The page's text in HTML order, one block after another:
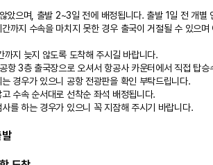
용기당 100㎖이하의 용기에 담겨 있어야 합니다.
투명한 플라스틱제 지퍼락 봉투에 담겨 지퍼가 잠겨
20㎝)가 완전히 잠겨 있지 않으면 반입할 수 없습
는 1개만 허용됩니다.
량의 의약품, 유아승객 동반시 유아용 음식의 액체류
공안전본부 (02-2662-2710)
한 플라스틱제 봉투로 포장되어야 기내반입이 가능
교부받은 영수증이 동봉 또는 부착되어야 합니다.
았으며, 출발 2~3일 전에 배정됩니다. 출발 1일 전 개별
까지 수속을 마치지 못한 경우 출국이 거절될 수 있으
지 늦지 않도록 도착해 주시길 바랍니다.
항 3층 출국장으로 오셔서 항공사 카운터에서 직접 탑승
경우가 있으니 공항 전광판을 확인 부탁드립니다.
수속 순서대로 선착순 좌석 배정됩니다.
를 하는 경우가 있으니 꼭 지잠해 주시기 바랍니다.